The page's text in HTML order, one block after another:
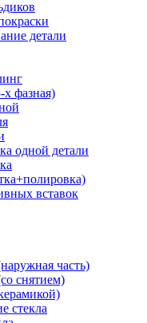
детали
фазная)
одной детали
вставок
часть)
снятием)
стекла